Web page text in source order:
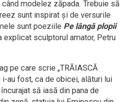
modelez zăpada. Trebuie să
sunt inspirat şi de versurile
sunt poeziile Pe lângă plopii
explicat sculptorul amator, Petru
pe care scrie „TRĂIASCĂ
au fost, ca de obicei, alături lui
să iasă din pana de